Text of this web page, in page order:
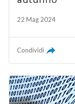
22 Mag 2024
Condividi